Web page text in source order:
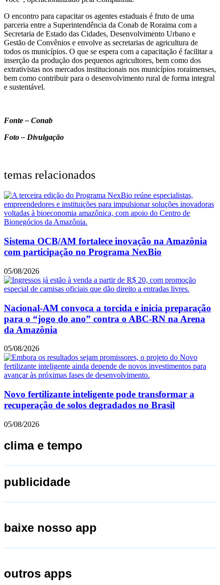
O encontro para capacitar os agentes estaduais é fruto de uma
parceria entre a Superintendência da Conab de Roraima com a
Secretaria de Estado das Cidades, Desenvolvimento Urbano e
Gestão de Convênios e envolve as secretarias de agricultura de
todos os municípios. O que se espera com a capacitação é facilitar a
inserção da produção dos pequenos agricultores, bem como dos
extrativistas nos mercados institucionais nos municípios roraimenses,
bem como contribuir para o desenvolvimento rural de forma integral
e sustentável.
Fonte – Conab
Foto – Divulgação
temas relacionados
Sistema OCB/AM fortalece inovação na Amazônia
com participação no Programa NexBio
05/08/2026
Nacional-AM convoca a torcida e inicia preparação
para o “jogo do ano” contra o ABC-RN na Arena
da Amazônia
05/08/2026
Novo fertilizante inteligente pode transformar a
recuperação de solos degradados no Brasil
05/08/2026
clima e tempo
publicidade
baixe nosso app
outros apps